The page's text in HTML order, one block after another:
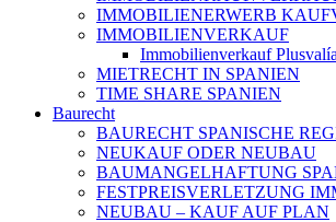
IMMOBILIENERWERB
IMMOBILIENVERKAUF
Immobilienverkauf Plusvalía
MIETRECHT IN SPANIEN
TIME SHARE SPANIEN
Baurecht
BAURECHT SPANISCHE
NEUKAUF ODER NEUBAU
BAUMANGELHAFTUNG
FESTPREISVERLETZUNG
NEUBAU – KAUF AUF PLAN